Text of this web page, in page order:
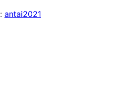
antai2021